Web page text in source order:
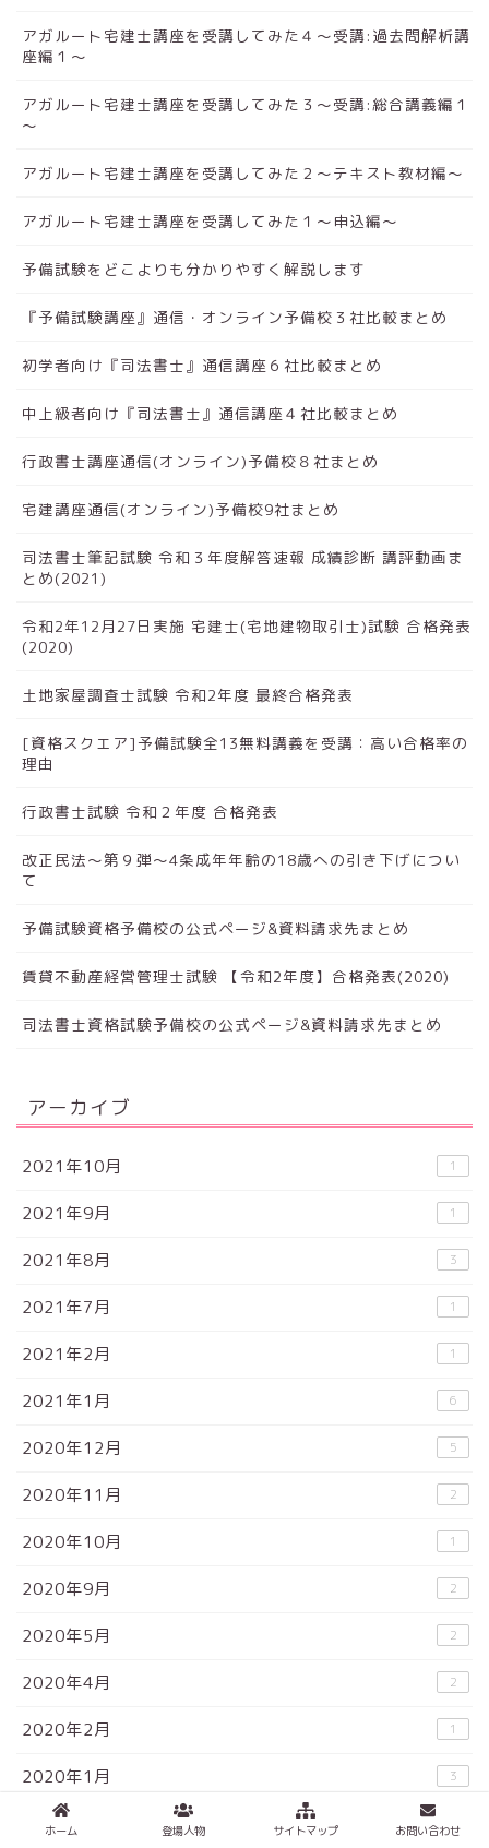
アガルート宅建士講座を受講してみた４～受講:過去問解析講
座編１～
アガルート宅建士講座を受講してみた３～受講:総合講義編１
～
アガルート宅建士講座を受講してみた２～テキスト教材編～
アガルート宅建士講座を受講してみた１～申込編～
予備試験をどこよりも分かりやすく解説します
『予備試験講座』通信・オンライン予備校３社比較まとめ
初学者向け『司法書士』通信講座６社比較まとめ
中上級者向け『司法書士』通信講座４社比較まとめ
行政書士講座通信(オンライン)予備校８社まとめ
宅建講座通信(オンライン)予備校9社まとめ
司法書士筆記試験 令和３年度解答速報 成績診断 講評動画ま
とめ(2021)
令和2年12月27日実施 宅建士(宅地建物取引士)試験 合格発表
(2020)
土地家屋調査士試験 令和2年度 最終合格発表
[資格スクエア]予備試験全13無料講義を受講：高い合格率の
理由
行政書士試験 令和２年度 合格発表
改正民法～第９弾～4条成年年齢の18歳への引き下げについ
て
予備試験資格予備校の公式ページ&資料請求先まとめ
賃貸不動産経営管理士試験 【令和2年度】合格発表(2020)
司法書士資格試験予備校の公式ページ&資料請求先まとめ
アーカイブ
2021年10月 1
2021年9月 1
2021年8月 3
2021年7月 1
2021年2月 1
2021年1月 6
2020年12月 5
2020年11月 2
2020年10月 1
2020年9月 2
2020年5月 2
2020年4月 2
2020年2月 1
2020年1月 3
2019年12月 2
ホーム 登場人物 サイトマップ お問い合わせ